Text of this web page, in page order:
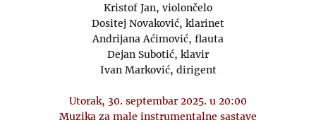
Kristof Jan, violončelo
Dositej Novaković, klarinet
Andrijana Aćimović, flauta
Dejan Subotić, klavir
Ivan Marković, dirigent
Utorak, 30. septembar 2025. u 20:00
Muzika za male instrumentalne sastave